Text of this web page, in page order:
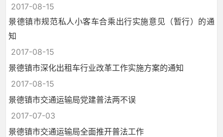
2017-08-15
景德镇市规范私人小客车合乘出行实施意见（暂行）的通
知
2017-08-15
景德镇市深化出租车行业改革工作实施方案的通知
2017-08-15
景德镇市交通运输局党建普法两不误
2017-07-03
景德镇市交通运输局全面推开普法工作